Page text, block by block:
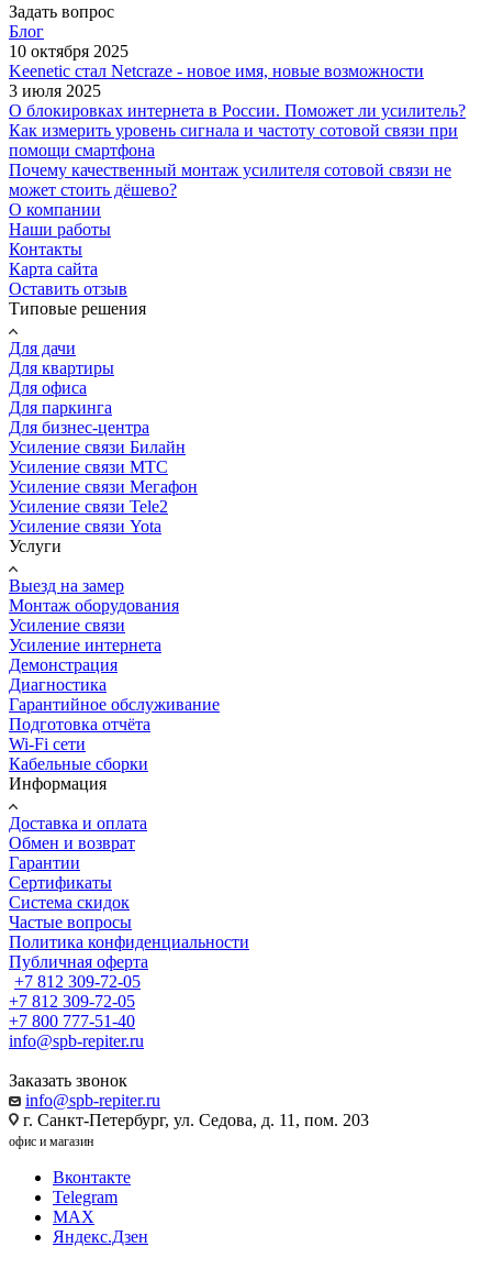
Задать вопрос
Блог
10 октября 2025
Keenetic стал Netcraze - новое имя, новые возможности
3 июля 2025
О блокировках интернета в России. Поможет ли усилитель?
Как измерить уровень сигнала и частоту сотовой связи при
помощи смартфона
Почему качественный монтаж усилителя сотовой связи не
может стоить дёшево?
О компании
Наши работы
Контакты
Карта сайта
Оставить отзыв
Типовые решения
Для дачи
Для квартиры
Для офиса
Для паркинга
Для бизнес-центра
Усиление связи Билайн
Усиление связи МТС
Усиление связи Мегафон
Усиление связи Tele2
Усиление связи Yota
Услуги
Выезд на замер
Монтаж оборудования
Усиление связи
Усиление интернета
Демонстрация
Диагностика
Гарантийное обслуживание
Подготовка отчёта
Wi-Fi сети
Кабельные сборки
Информация
Доставка и оплата
Обмен и возврат
Гарантии
Сертификаты
Система скидок
Частые вопросы
Политика конфиденциальности
Публичная оферта
+7 812 309-72-05
+7 812 309-72-05
+7 800 777-51-40
info@spb-repiter.ru
Заказать звонок
info@spb-repiter.ru
г. Санкт-Петербург, ул. Седова, д. 11, пом. 203
офис и магазин
Вконтакте
Telegram
MAX
Яндекс.Дзен